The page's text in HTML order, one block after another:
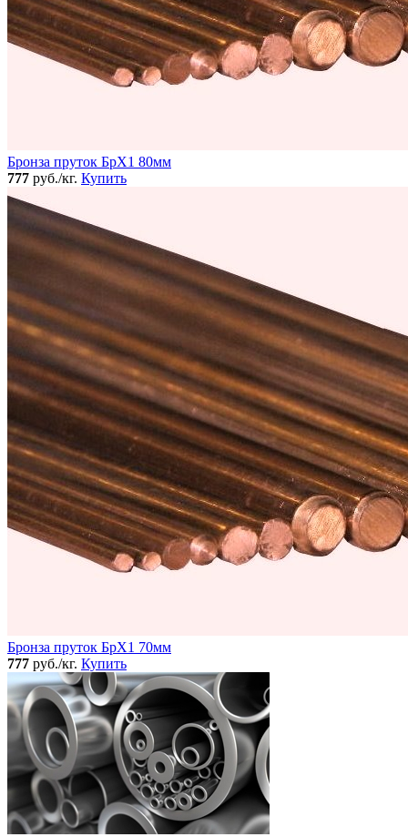
Бронза пруток БрХ1 80мм
777 руб./кг. Купить
Бронза пруток БрХ1 70мм
777 руб./кг. Купить